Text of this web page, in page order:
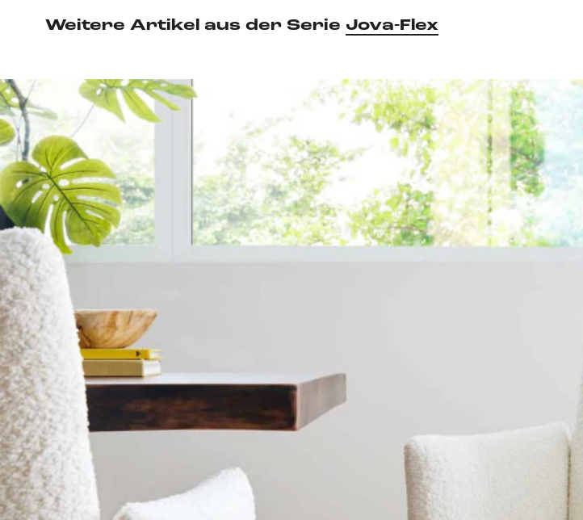
Weitere Artikel aus der Serie Jova-Flex